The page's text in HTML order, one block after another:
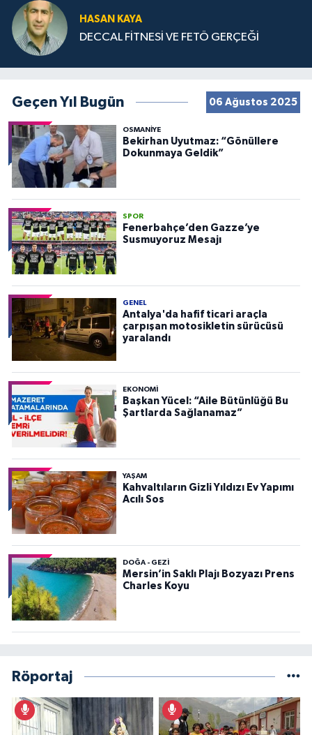
HASAN KAYA
DECCAL FİTNESİ VE FETÖ GERÇEĞİ
Geçen Yıl Bugün 06 Ağustos 2025
OSMANIYE
Bekirhan Uyutmaz: “Gönüllere
Dokunmaya Geldik”
SPOR
Fenerbahçe’den Gazze’ye
Susmuyoruz Mesajı
GENEL
Antalya'da hafif ticari araçla
çarpışan motosikletin sürücüsü
yaralandı
EKONOMI
Başkan Yücel: “Aile Bütünlüğü Bu
Şartlarda Sağlanamaz”
YAŞAM
Kahvaltıların Gizli Yıldızı Ev Yapımı
Acılı Sos
DOĞA - GEZI
Mersin’in Saklı Plajı Bozyazı Prens
Charles Koyu
Röportaj